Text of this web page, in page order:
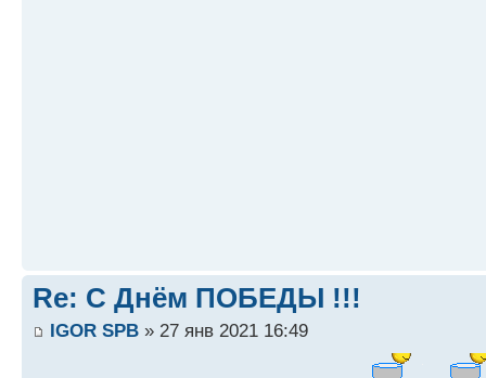
Re: С Днём ПОБЕДЫ !!!
IGOR SPB » 27 янв 2021 16:49